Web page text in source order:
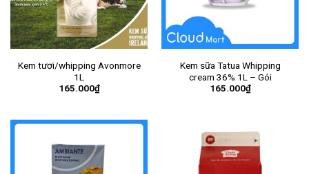
Kem tươi/whipping Avonmore
1L
165.000₫
Kem sữa Tatua Whipping
cream 36% 1L – Gói
165.000₫